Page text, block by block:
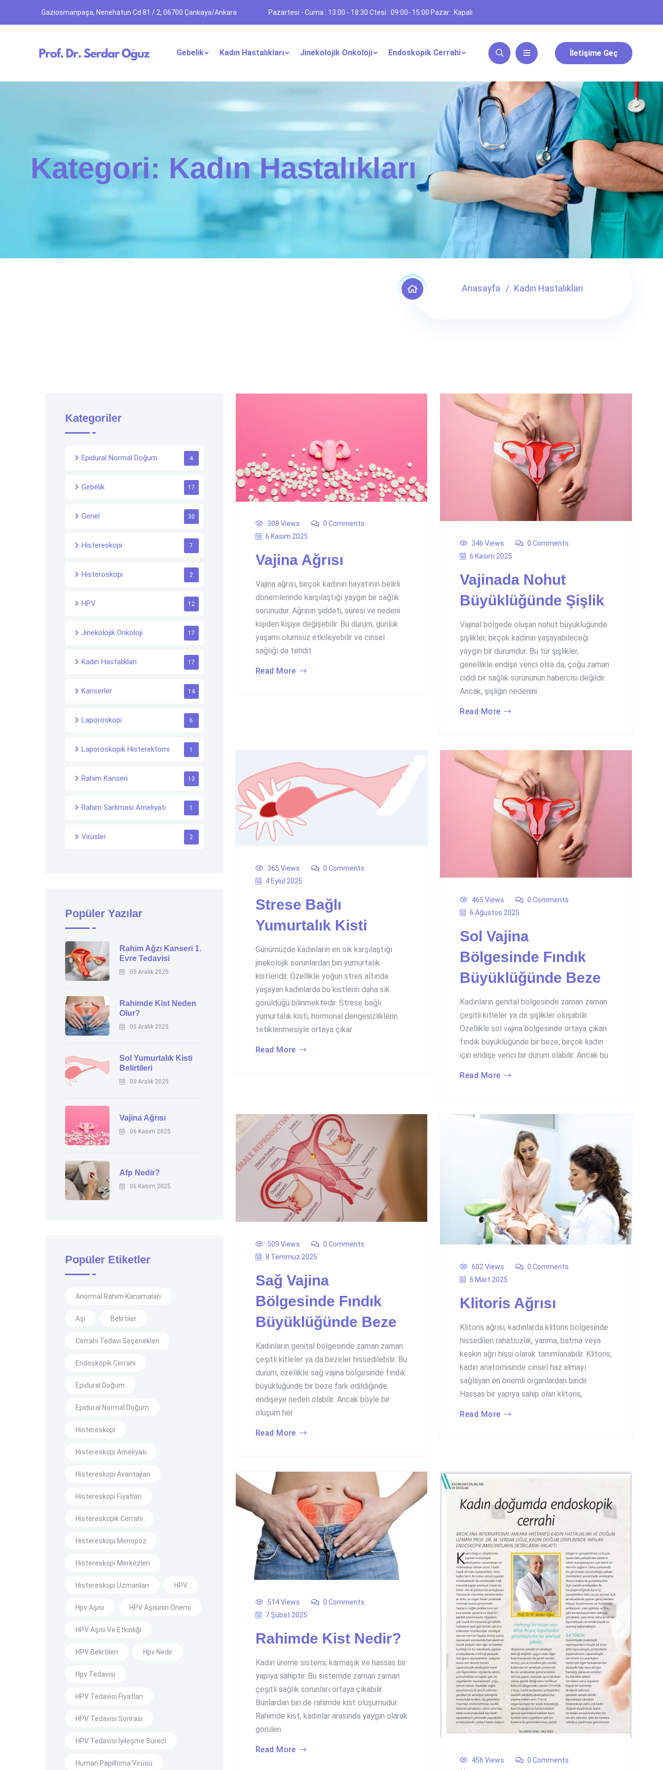
Gaziosmanpaşa, Nenehatun Cd 81 / 2, 06700 Çankaya/Ankara Pazartesi - Cuma : 13:00 - 18:30 Ctesi : 09:00- 15:00 Pazar : Kapalı
Gebelik Kadın Hastalıkları Jinekolojik Onkoloji Endoskopik Cerrahi İletişime Geç
Kategori: Kadın Hastalıkları
Anasayfa Kadın Hastalıkları
308 Views
0 Comments
6 Kasım 2025
Vajina Ağrısı
Vajina ağrısı, birçok kadının hayatının belirli
dönemlerinde karşılaştığı yaygın bir sağlık
sorunudur. Ağrının şiddeti, süresi ve nedeni
kişiden kişiye değişebilir. Bu durum, günlük
yaşamı olumsuz etkileyebilir ve cinsel
sağlığı da tehdit
Read More
346 Views
0 Comments
6 Kasım 2025
Vajinada Nohut
Büyüklüğünde Şişlik
Vajinal bölgede oluşan nohut büyüklüğünde
şişlikler, birçok kadının yaşayabileceği
yaygın bir durumdur. Bu tür şişlikler,
genellikle endişe verici olsa da, çoğu zaman
ciddi bir sağlık sorununun habercisi değildir.
Ancak, şişliğin nedenini
Read More
365 Views
0 Comments
4 Eylül 2025
Strese Bağlı
Yumurtalık Kisti
Günümüzde kadınların en sık karşılaştığı
jinekolojik sorunlardan biri yumurtalık
kistleridir. Özellikle yoğun stres altında
yaşayan kadınlarda bu kistlerin daha sık
görüldüğü bilinmektedir. Strese bağlı
yumurtalık kisti, hormonal dengesizliklerin
tetiklenmesiyle ortaya çıkar
Read More
465 Views
0 Comments
6 Ağustos 2025
Sol Vajina
Bölgesinde Fındık
Büyüklüğünde Beze
Kadınların genital bölgesinde zaman zaman
çeşitli kitleler ya da şişlikler oluşabilir.
Özellikle sol vajina bölgesinde ortaya çıkan
fındık büyüklüğünde bir beze, birçok kadın
için endişe verici bir durum olabilir. Ancak bu
Read More
509 Views
0 Comments
8 Temmuz 2025
Sağ Vajina
Bölgesinde Fındık
Büyüklüğünde Beze
Kadınların genital bölgesinde zaman zaman
çeşitli kitleler ya da bezeler hissedilebilir. Bu
durum, özellikle sağ vajina bölgesinde fındık
büyüklüğünde bir beze fark edildiğinde
endişeye neden olabilir. Ancak böyle bir
oluşum her
Read More
602 Views
0 Comments
6 Mart 2025
Klitoris Ağrısı
Klitoris ağrısı, kadınlarda klitoris bölgesinde
hissedilen rahatsızlık, yanma, batma veya
keskin ağrı hissi olarak tanımlanabilir. Klitoris,
kadın anatomisinde cinsel haz almayı
sağlayan en önemli organlardan biridir.
Hassas bir yapıya sahip olan klitoris,
Read More
514 Views
0 Comments
7 Şubat 2025
Rahimde Kist Nedir?
Kadın üreme sistemi, karmaşık ve hassas bir
yapıya sahiptir. Bu sistemde zaman zaman
çeşitli sağlık sorunları ortaya çıkabilir.
Bunlardan biri de rahimde kist oluşumudur.
Rahimde kist, kadınlar arasında yaygın olarak
görülen
Read More
456 Views
0 Comments
Kategoriler
Epidural Normal Doğum 4
Gebelik 17
Genel 30
Histereskopi 7
Histeroskopi 2
HPV 12
Jinekolojik Onkoloji 17
Kadın Hastalıkları 17
Kanserler 14
Laporoskopi 6
Laporoskopik Histerektomi 1
Rahim Kanseri 13
Rahim Sarkması Ameliyatı 1
Virüsler 2
Popüler Yazılar
Rahim Ağzı Kanseri 1.
Evre Tedavisi
05 Aralık 2025
Rahimde Kist Neden
Olur?
05 Aralık 2025
Sol Yumurtalık Kisti
Belirtileri
05 Aralık 2025
Vajina Ağrısı
06 Kasım 2025
Afp Nedir?
06 Kasım 2025
Popüler Etiketler
Anormal Rahim Kanamaları
Aşı Belirtiler
Cerrahi Tedavi Seçenekleri
Endoskopik Cerrahi
Epidural Doğum
Epidural Normal Doğum
Histereskopi
Histereskopi Ameliyatı
Histereskopi Avantajları
Histereskopi Fiyatları
Histereskopik Cerrahi
Histereskopi Menopoz
Histereskopi Merkezleri
Histereskopi Uzmanları HPV
Hpv Aşısı HPV Aşısının Önemi
HPV Aşısı Ve Etkinliği
HPV Belirtileri Hpv Nedir
Hpv Tedavisi
HPV Tedavisi Fiyatları
HPV Tedavisi Sonrası
HPV Tedavisi İyileşme Süreci
Human Papilloma Virüsü